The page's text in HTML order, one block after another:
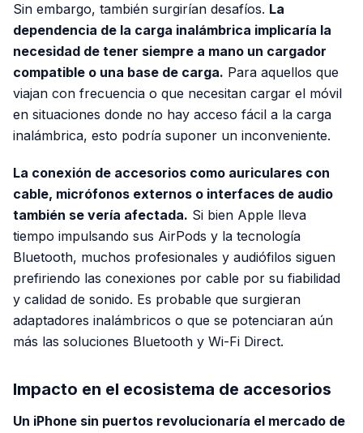
Sin embargo, también surgirían desafíos. La
dependencia de la carga inalámbrica implicaría la
necesidad de tener siempre a mano un cargador
compatible o una base de carga. Para aquellos que
viajan con frecuencia o que necesitan cargar el móvil
en situaciones donde no hay acceso fácil a la carga
inalámbrica, esto podría suponer un inconveniente.
La conexión de accesorios como auriculares con
cable, micrófonos externos o interfaces de audio
también se vería afectada. Si bien Apple lleva
tiempo impulsando sus AirPods y la tecnología
Bluetooth, muchos profesionales y audiófilos siguen
prefiriendo las conexiones por cable por su fiabilidad
y calidad de sonido. Es probable que surgieran
adaptadores inalámbricos o que se potenciaran aún
más las soluciones Bluetooth y Wi-Fi Direct.
Impacto en el ecosistema de accesorios
Un iPhone sin puertos revolucionaría el mercado de